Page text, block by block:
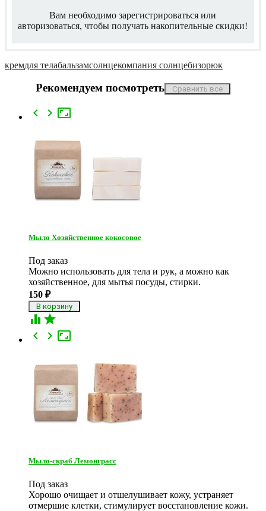
Вам необходимо зарегистрироваться или
авторизоваться, чтобы получать накопительные скидки!
кремдля телабальзамсолнцекомпания солнцебизорюк
Рекомендуем посмотреть
  
Мыло Хозяйственное кокосовое
Под заказ
Можно использовать для тела и рук, а можно как
хозяйственное, для мытья посуды, стирки.
150 ₽
 

 
Мыло-скраб Лемонграсс
Под заказ
Хорошо очищает и отшелушивает кожу, устраняет
отмершие клетки, стимулирует восстановление кожи.